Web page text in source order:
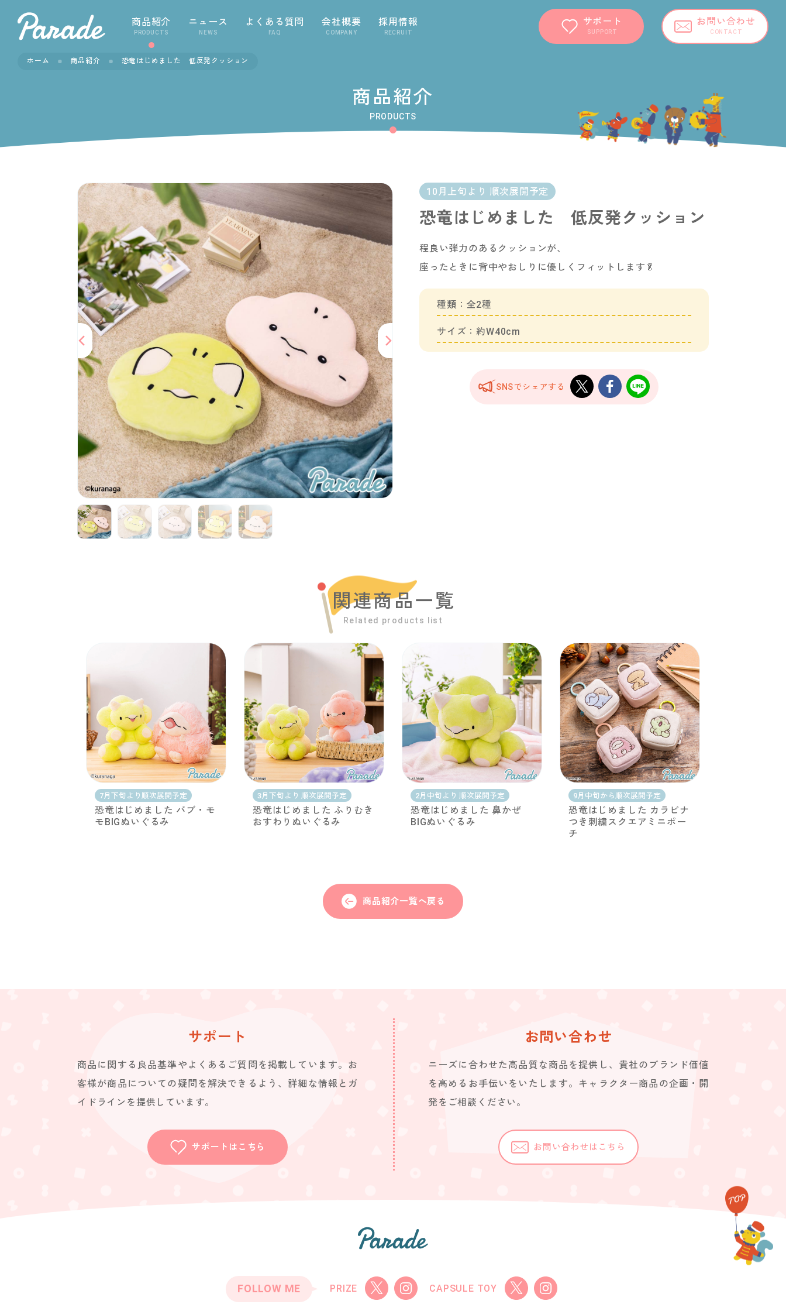
商品紹介
PRODUCTS
ニュース
NEWS
よくある質問
FAQ
会社概要
COMPANY
採用情報
RECRUIT
サポート
SUPPORT
お問い合わせ
CONTACT
ホーム 商品紹介 恐竜はじめました 低反発クッション
商品紹介
PRODUCTS
10月上旬より 順次展開予定
恐竜はじめました 低反発クッション
程良い弾力のあるクッションが、
座ったときに背中やおしりに優しくフィットします🥬
種類：全2種
サイズ：約W40cm
SNSでシェアする
関連商品一覧
Related products list
7月下旬より順次展開予定
恐竜はじめました バブ・モ
モBIGぬいぐるみ
3月下旬より 順次展開予定
恐竜はじめました ふりむき
おすわりぬいぐるみ
2月中旬より 順次展開予定
恐竜はじめました 鼻かぜ
BIGぬいぐるみ
9月中旬から順次展開予定
恐竜はじめました カラビナ
つき刺繍スクエアミニポー
チ
商品紹介一覧へ戻る
サポート
商品に関する良品基準やよくあるご質問を掲載しています。お
客様が商品についての疑問を解決できるよう、詳細な情報とガ
イドラインを提供しています。
サポートはこちら
お問い合わせ
ニーズに合わせた高品質な商品を提供し、貴社のブランド価値
を高めるお手伝いをいたします。キャラクター商品の企画・開
発をご相談ください。
お問い合わせはこちら
FOLLOW ME PRIZE CAPSULE TOY